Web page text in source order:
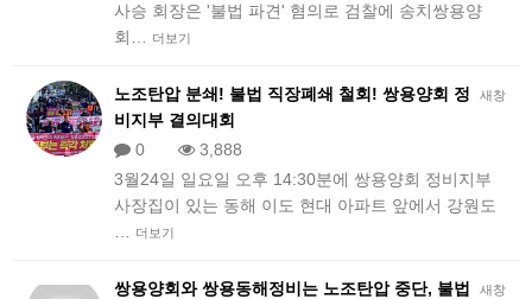
사승 회장은 '불법 파견' 혐의로 검찰에 송치​​쌍용양
회…
더보기
새창
노조탄압 분쇄! 불법 직장폐쇄 철회! 쌍용양회 정
비지부 결의대회
0
3,888
3월24일 일요일 오후 14:30분에 쌍용양회 정비지부
사장집이 있는 동해 이도 현대 아파트 앞에서 강원도
더보기
새창
쌍용양회와 쌍용동해정비는 노조탄압 중단, 불법